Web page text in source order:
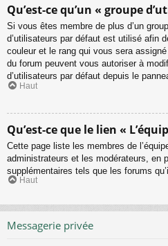
Qu’est-ce qu’un « groupe
Si vous êtes membre de plus d’un
d’utilisateurs par défaut est utilisé afin
couleur et le rang qui vous sera
du forum peuvent vous autoriser à
d’utilisateurs par défaut depuis le
Haut
Qu’est-ce que le lien «
Cette page liste les membres de
administrateurs et les modérateurs, en
supplémentaires tels que les forums
Haut
Messagerie privée